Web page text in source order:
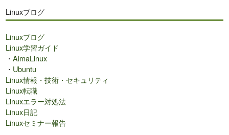
内
索
Linuxブログ
Linuxブログ
Linux学習ガイド
・AlmaLinux
・ Ubuntu
Linux情報・技術・セキュリティ
Linux転職
Linuxエラー対処法
Linux日記
Linuxセミナー報告